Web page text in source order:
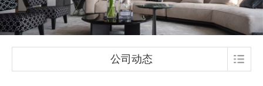
公司动态